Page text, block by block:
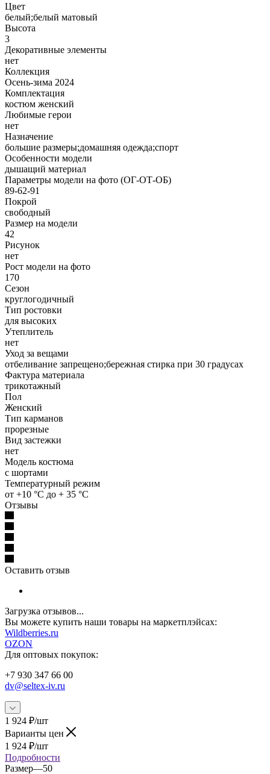
Цвет
белый;белый матовый
Высота
3
Декоративные элементы
нет
Коллекция
Осень-зима 2024
Комплектация
костюм женский
Любимые герои
нет
Назначение
большие размеры;домашняя одежда;спорт
Особенности модели
дышащий материал
Параметры модели на фото (ОГ-ОТ-ОБ)
89-62-91
Покрой
свободный
Размер на модели
42
Рисунок
нет
Рост модели на фото
170
Сезон
круглогодичный
Тип ростовки
для высоких
Утеплитель
нет
Уход за вещами
отбеливание запрещено;бережная стирка при 30 градусах
Фактура материала
трикотажный
Пол
Женский
Тип карманов
прорезные
Вид застежки
нет
Модель костюма
с шортами
Температурный режим
от +10 °C до + 35 °C
Отзывы
Оставить отзыв
Загрузка отзывов...
Вы можете купить наши товары на маркетплэйсах:
Wildberries.ru
OZON
Для оптовых покупок:
+7 930 347 66 00
dv@seltex-iv.ru
1 924 ₽/шт
Варианты цен
1 924 ₽/шт
Подробности
Размер—50